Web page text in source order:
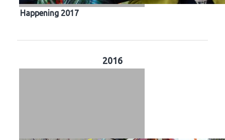
Happening 2017
2016